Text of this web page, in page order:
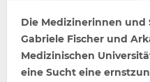
Die Medizinerinnen und
Gabriele Fischer und
Medizinischen
eine Sucht eine